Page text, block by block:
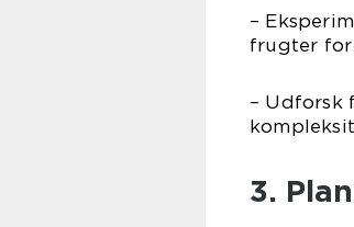
–
frugter for
– Udforsk
3.